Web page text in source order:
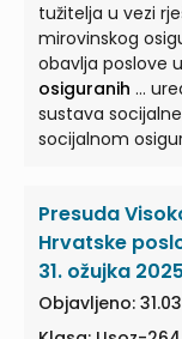
tužitelja u vezi
mirovinskog
obavlja poslove
osiguranih ... uredbi Europske unije o koordinaciji
sustava
socijalnom
Presuda
Hrvatske
31. ožujka
Objavljeno: